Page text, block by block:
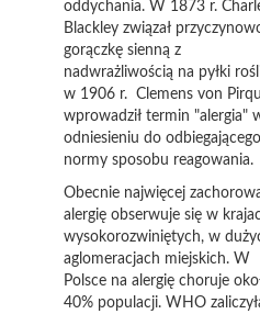
oddychania. W 1873 r.
Blackley związał
gorączkę sienną z
nadwrażliwością na pyłki
w 1906 r. Clemens von
wprowadził termin "alergia"
odniesieniu do
normy sposobu reagowania.
Obecnie najwięcej
alergię obserwuje się w
wysokorozwiniętych, w
aglomeracjach miejskich. W
Polsce na alergię choruje
40% populacji. WHO